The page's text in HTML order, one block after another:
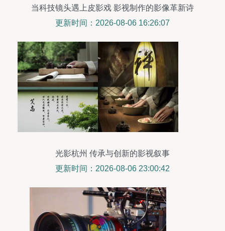
当科技镜头遇上皮影戏 影视制作的影像革新诗
更新时间：2026-08-06 16:26:07
光影杭州 传承与创新的影视叙事
更新时间：2026-08-06 23:00:42